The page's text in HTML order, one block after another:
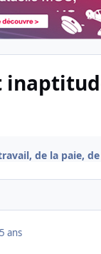
de la paie,
5 ans